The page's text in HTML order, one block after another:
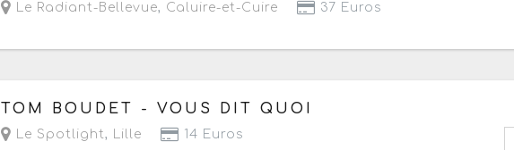
Le Radiant-Bellevue, Caluire-et-Cuire 37 Euros
Du vendredi 8 mai au samedi 29 août 2026
TOM BOUDET - VOUS DIT QUOI
Le Spotlight, Lille 14 Euros